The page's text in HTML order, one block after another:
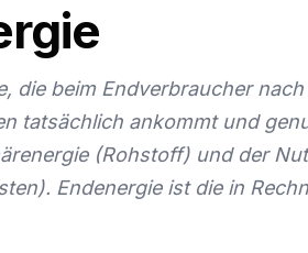
die beim Endverbraucher
tatsächlich ankommt und
(Rohstoff) und der
Endenergie ist die in